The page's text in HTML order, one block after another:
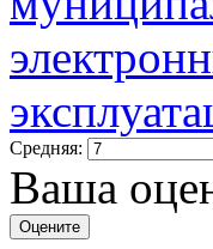
Средняя:
Ваша